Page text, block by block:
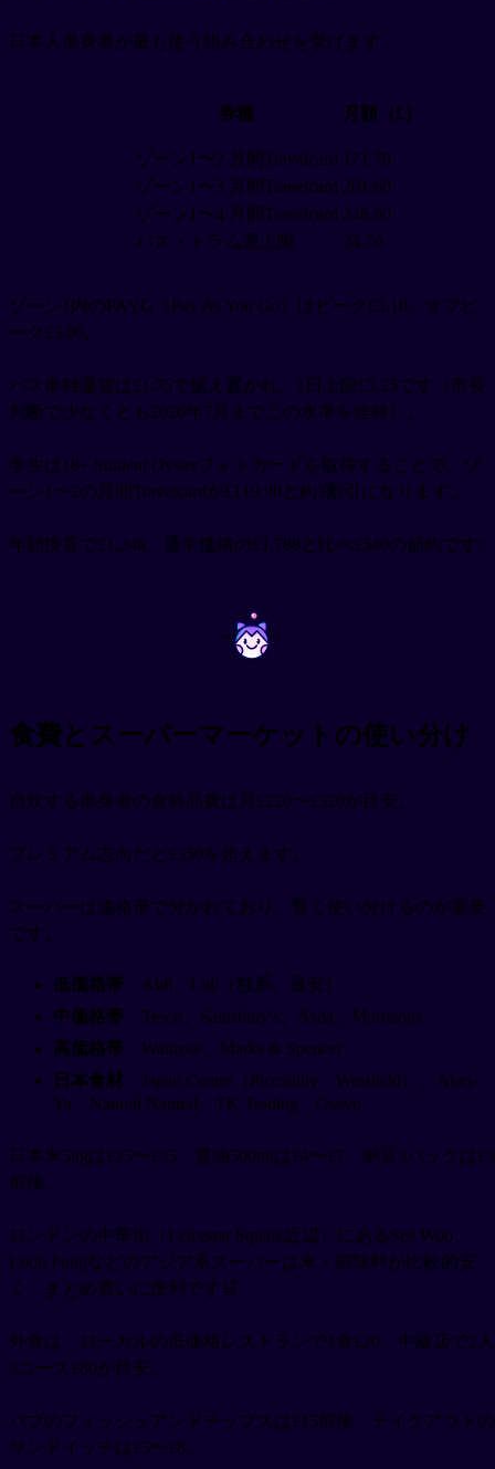
日本人単身者が最も使う組み合わせを挙げます。
券種 月額（£）
ゾーン1〜2 月間Travelcard 171.70
ゾーン1〜3 月間Travelcard 201.60
ゾーン1〜4 月間Travelcard 246.60
バス・トラム週上限
24.70
ゾーン1内のPAYG（Pay As You Go）はピーク£3.10、オフピ
ーク£3.00。
バス単独運賃は£1.75で据え置かれ、1日上限£5.25です（市長
判断で少なくとも2026年7月までこの水準を維持）。
学生は18+ Student Oysterフォトカードを取得することで、ゾ
ーン1〜2の月間Travelcardが£119.90と約3割引になります。
年額換算で£1,248、通常価格の£1,788と比べ£540の節約です✨
~ ~
食費とスーパーマーケットの使い分け
自炊する単身者の食料品費は月£220〜£320が目安。
プレミアム志向だと£350を超えます。
スーパーは価格帯で分かれており、賢く使い分けるのが重要
です。
低価格帯 ：Aldi、Lidl（独系、最安）
中価格帯 ：Tesco、Sainsbury's、Asda、Morrisons
高価格帯 ：Waitrose、Marks & Spencer
日本食材 ：Japan Centre（Piccadilly、Westfield）、Atari-
Ya、Natural Natural、TK Trading、Oseyo
日本米5kgは£25〜£35、醤油500mlは£4〜£7、納豆3パックは£3
前後。
ロンドンの中華街（Leicester Square近辺）にあるSee Woo、
Loon Fungなどのアジア系スーパーは米・調味料が比較的安
く、まとめ買いに便利です🛒
外食は、ローカルの低価格レストランで1食£20、中級店で2人
3コース£80が目安。
パブのフィッシュアンドチップスは£15前後、テイクアウトの
サンドイッチは£5〜£8。